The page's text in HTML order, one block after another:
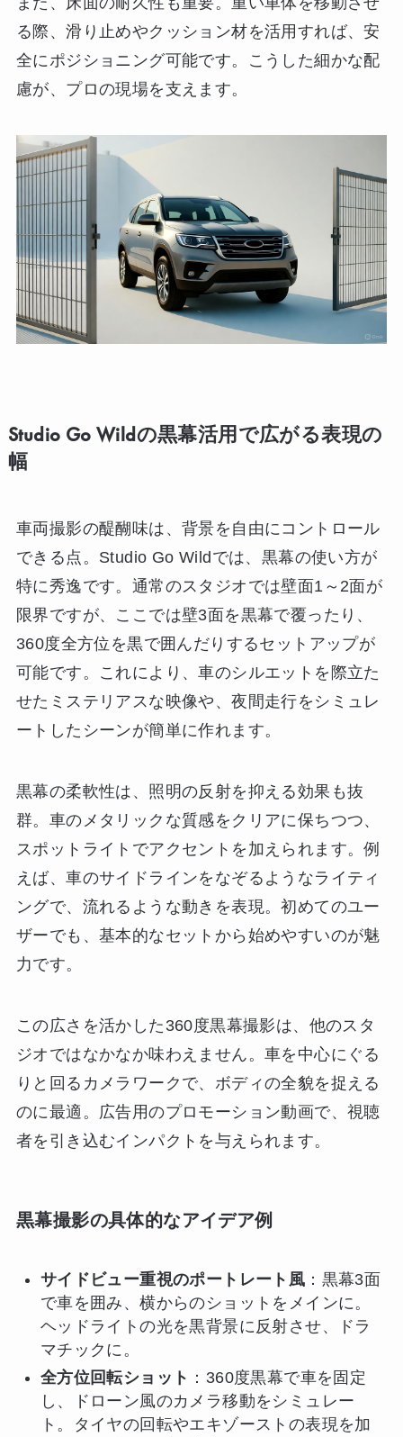
る際、滑り止めやクッション材を活用すれば、安
全にポジショニング可能です。こうした細かな配
慮が、プロの現場を支えます。
Studio Go Wildの黒幕活用で広がる表現の
幅
車両撮影の醍醐味は、背景を自由にコントロール
できる点。Studio Go Wildでは、黒幕の使い方が
特に秀逸です。通常のスタジオでは壁面1～2面が
限界ですが、ここでは壁3面を黒幕で覆ったり、
360度全方位を黒で囲んだりするセットアップが
可能です。これにより、車のシルエットを際立た
せたミステリアスな映像や、夜間走行をシミュレ
ートしたシーンが簡単に作れます。
黒幕の柔軟性は、照明の反射を抑える効果も抜
群。車のメタリックな質感をクリアに保ちつつ、
スポットライトでアクセントを加えられます。例
えば、車のサイドラインをなぞるようなライティ
ングで、流れるような動きを表現。初めてのユー
ザーでも、基本的なセットから始めやすいのが魅
力です。
この広さを活かした360度黒幕撮影は、他のスタ
ジオではなかなか味わえません。車を中心にぐる
りと回るカメラワークで、ボディの全貌を捉える
のに最適。広告用のプロモーション動画で、視聴
者を引き込むインパクトを与えられます。
黒幕撮影の具体的なアイデア例
サイドビュー重視のポートレート風 ：黒幕3面
で車を囲み、横からのショットをメインに。
ヘッドライトの光を黒背景に反射させ、ドラ
マチックに。
全方位回転ショット ：360度黒幕で車を固定
し、ドローン風のカメラ移動をシミュレー
ト。タイヤの回転やエキゾーストの表現を加